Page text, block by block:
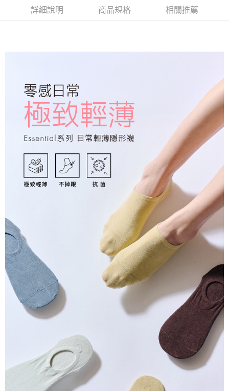
每筆NT$100，滿NT$888(含以上)免運費
宅配-離島
每筆NT$150，滿NT$888(含以上)免運費
國際運送 查看運費
詳細說明 商品規格 相關推薦